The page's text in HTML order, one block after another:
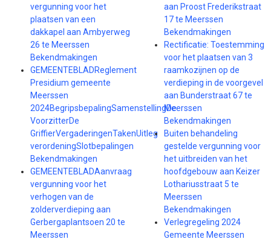
vergunning voor het
plaatsen van een
dakkapel aan Ambyerweg
26 te Meerssen
Bekendmakingen
GEMEENTEBLADReglement
Presidium gemeente
Meerssen
2024BegripsbepalingSamenstellingDe
VoorzitterDe
GriffierVergaderingenTakenUitleg
verordeningSlotbepalingen
Bekendmakingen
GEMEENTEBLADAanvraag
vergunning voor het
verhogen van de
zolderverdieping aan
Gerbergaplantsoen 20 te
Meerssen
aan Proost Frederikstraat
17 te Meerssen
Bekendmakingen
Rectificatie: Toestemming
voor het plaatsen van 3
raamkozijnen op de
verdieping in de voorgevel
aan Bunderstraat 67 te
Meerssen
Bekendmakingen
Buiten behandeling
gestelde vergunning voor
het uitbreiden van het
hoofdgebouw aan Keizer
Lothariusstraat 5 te
Meerssen
Bekendmakingen
Verlegregeling 2024
Gemeente Meerssen